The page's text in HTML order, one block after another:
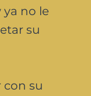
ya no le
su
con su